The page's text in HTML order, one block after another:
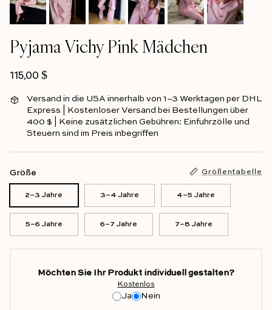
Pyjama Vichy Pink Mädchen
Regulärer Preis
115,00 $
Versand in die USA innerhalb von 1–3 Werktagen per DHL
Express | Kostenloser Versand bei Bestellungen über
400 $ | Keine zusätzlichen Gebühren: Einfuhrzölle und
Steuern sind im Preis inbegriffen
Größe Größentabelle
2–3 Jahre 3–4 Jahre 4–5 Jahre
5–6 Jahre 6–7 Jahre 7–8 Jahre
Möchten Sie Ihr Produkt individuell gestalten?
Kostenlos
Ja Nein